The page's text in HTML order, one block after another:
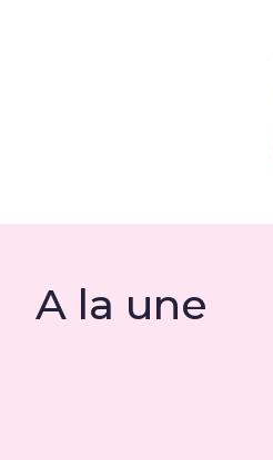
A la une